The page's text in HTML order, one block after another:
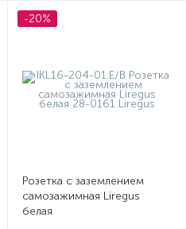
-20%
Розетка с заземлением
самозажимная Liregus
белая